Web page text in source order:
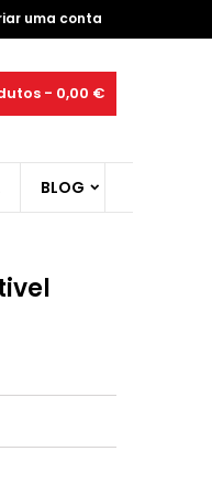
uma conta
- 0,00 €
BLOG